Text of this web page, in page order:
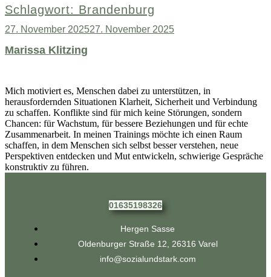
Schlagwort: Brandenburg
Veröffentlicht
27. November 202527. November 2025
Marissa Klitzing
Mich motiviert es, Menschen dabei zu unterstützen, in
herausfordernden Situationen Klarheit, Sicherheit und Verbindung
zu schaffen. Konflikte sind für mich keine Störungen, sondern
Chancen: für Wachstum, für bessere Beziehungen und für echte
Zusammenarbeit. In meinen Trainings möchte ich einen Raum
schaffen, in dem Menschen sich selbst besser verstehen, neue
Perspektiven entdecken und Mut entwickeln, schwierige Gespräche
konstruktiv zu führen.
01635198326
Hergen Sasse
Oldenburger Straße 12, 26316 Varel
info@sozialundstark.com​